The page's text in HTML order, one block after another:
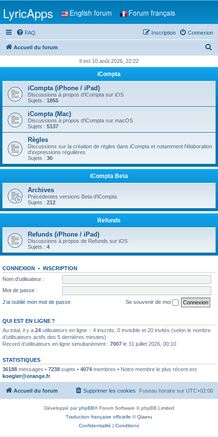
LyricApps English forum Forum français
FAQ Connexion
Inscription
Accueil du forum
h
r
Il est 10 août 2026, 22:22
iCompta
iCompta (iPhone / iPad)
Discussions à propos d'iCompta sur iOS
Sujets : 1855
iCompta (Mac)
Discussions à propos d'iCompta sur macOS
Sujets : 5137
Règles
Discussions sur la création de règles dans iCompta et notamment l'élaboration
d'expressions régulières
Sujets : 30
iCompta Beta
Archives
Précédentes versions Beta d'iCompta
Sujets : 212
Refunds
Refunds (iPhone / iPad)
Discussions à propos de Refunds sur iOS
Sujets : 4
CONNEXION • INSCRIPTION
Nom d’utilisateur :
Mot de passe :
J’ai oublié mon mot de passe
Se souvenir de moi
QUI EST EN LIGNE ?
Au total, il y a 24 utilisateurs en ligne :: 4 inscrits, 0 invisible et 20 invités (selon le nombre
d’utilisateurs actifs des 5 dernières minutes)
Record d’utilisateurs en ligne simultanément : 7007 le 31 juillet 2026, 00:10
STATISTIQUES
36188 messages • 7238 sujets • 4074 membres • Notre membre le plus récent est
koegler@orange.fr
Accueil du forum Fuseau horaire sur UTC+02:00
Supprimer les cookies
Développé parphpBB® Forum Software © phpBB Limited
Traduction française officielle ©Qiaeru
Confidentialité | Conditions